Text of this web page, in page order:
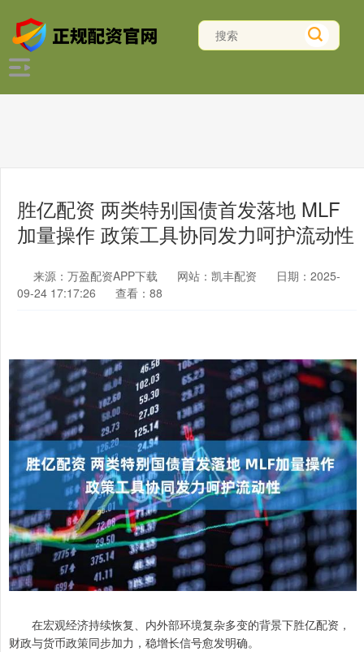
胜亿配资 两类特别国债首发落地 MLF
加量操作 政策工具协同发力呵护流动性
来源：万盈配资APP下载 网站：凯丰配资
日期：2025-
09-24 17:17:26
查看：88
在宏观经济持续恢复、内外部环境复杂多变的背景下胜亿配资，
财政与货币政策同步加力，稳增长信号愈发明确。